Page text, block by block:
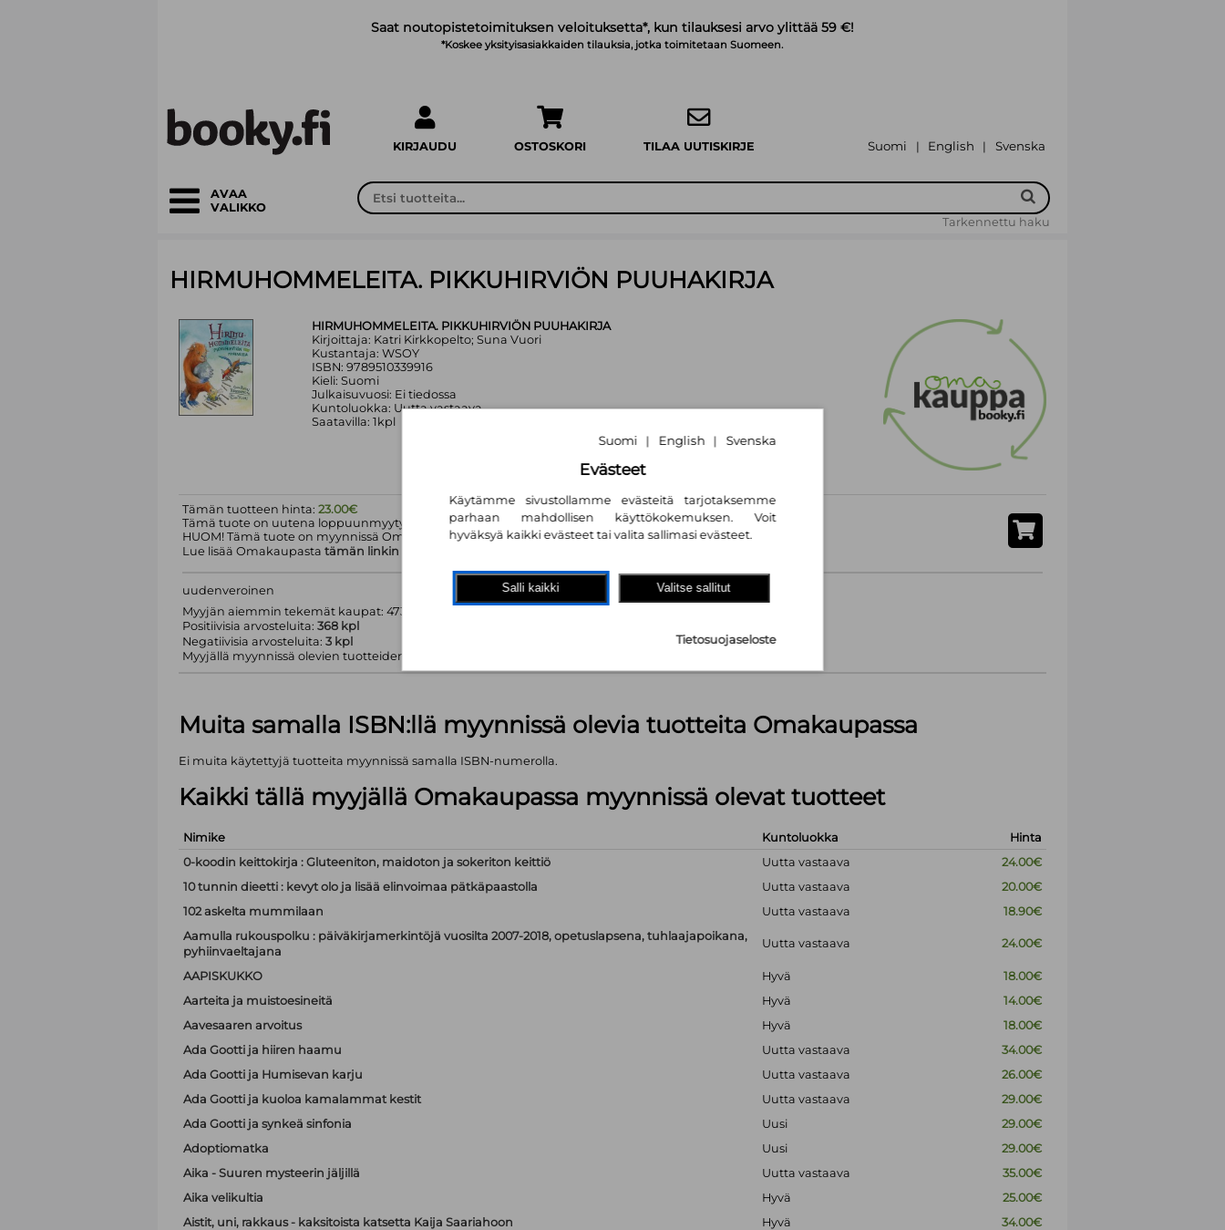
Saat noutopistetoimituksen veloituksetta*, kun tilauksesi arvo ylittää 59 €!
*Koskee yksityisasiakkaiden tilauksia, jotka toimitetaan Suomeen.
KIRJAUDU OSTOSKORI TILAA UUTISKIRJE Suomi | English | Svenska
AVAA
VALIKKO
Tarkennettu haku
HIRMUHOMMELEITA. PIKKUHIRVIÖN PUUHAKIRJA
HIRMUHOMMELEITA. PIKKUHIRVIÖN PUUHAKIRJA
Kirjoittaja: Katri Kirkkopelto; Suna Vuori
Kustantaja: WSOY
ISBN: 9789510339916
Kieli: Suomi
Julkaisuvuosi: Ei tiedossa
Kuntoluokka: Uutta vastaava
Saatavilla: 1kpl
Tämän tuotteen hinta: 23.00€
Tämä tuote on uutena loppuunmyyty.
HUOM! Tämä tuote on myynnissä Omakaupassa
Lue lisää Omakaupasta tämän linkin
uudenveroinen
Myyjän aiemmin tekemät kaupat: 473 kpl
Positiivisia arvosteluita: 368 kpl
Negatiivisia arvosteluita: 3 kpl
Myyjällä myynnissä olevien tuotteiden määrä (kts. alla): 922 kpl
Muita samalla ISBN:llä myynnissä olevia tuotteita Omakaupassa
Ei muita käytettyjä tuotteita myynnissä samalla ISBN-numerolla.
Kaikki tällä myyjällä Omakaupassa myynnissä olevat tuotteet
Nimike Kuntoluokka
Hinta
0-koodin keittokirja : Gluteeniton, maidoton ja sokeriton keittiö
Uutta vastaava
24.00€
10 tunnin dieetti : kevyt olo ja lisää elinvoimaa pätkäpaastolla
Uutta vastaava
20.00€
102 askelta mummilaan
Uutta vastaava
18.90€
Aamulla rukouspolku : päiväkirjamerkintöjä vuosilta 2007-2018, opetuslapsena, tuhlaajapoikana,
pyhiinvaeltajana
Uutta vastaava 24.00€
AAPISKUKKO Hyvä
18.00€
Aarteita ja muistoesineitä
Hyvä
14.00€
Aavesaaren arvoitus
Hyvä
18.00€
Ada Gootti ja hiiren haamu
Uutta vastaava
34.00€
Ada Gootti ja Humisevan karju
Uutta vastaava
26.00€
Ada Gootti ja kuoloa kamalammat kestit
Uutta vastaava
29.00€
Ada Gootti ja synkeä sinfonia
Uusi
29.00€
Adoptiomatka
Uusi
29.00€
Aika - Suuren mysteerin jäljillä
Uutta vastaava
35.00€
Aika velikultia
Hyvä
25.00€
Aistit, uni, rakkaus - kaksitoista katsetta Kaija Saariahoon
Hyvä
34.00€
Suomi | English | Svenska
Evästeet
Käytämme sivustollamme evästeitä tarjotaksemme
parhaan mahdollisen käyttökokemuksen. Voit
hyväksyä kaikki evästeet tai valita sallimasi evästeet.
Salli kaikki Valitse sallitut
Tietosuojaseloste